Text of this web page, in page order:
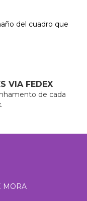
del cuadro que
VIA FEDEX
de cada
MORA